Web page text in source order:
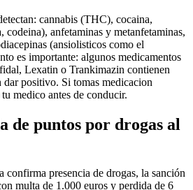
cannabis (THC), cocaina,
anfetaminas y metanfetaminas,
(ansiolisticos como el
es importante: algunos medicamentos
Lexatin o Trankimazin contienen
dar positivo. Si tomas medicacion
medico antes de conducir.
de puntos por drogas al
confirma presencia de drogas, la sanción
multa de 1.000 euros y perdida de 6